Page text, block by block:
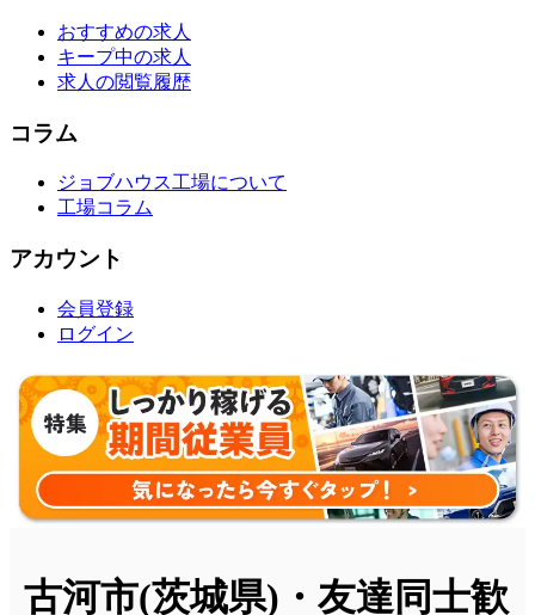
おすすめの求人
キープ中の求人
求人の閲覧履歴
コラム
ジョブハウス工場について
工場コラム
アカウント
会員登録
ログイン
古河市(茨城県)・友達同士歓